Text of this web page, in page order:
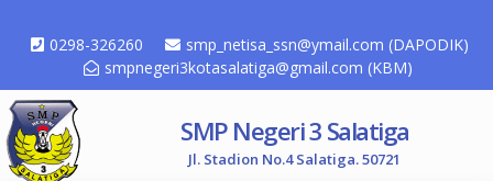
0298-326260
smp_netisa_ssn@ymail.com (DAPODIK)
smpnegeri3kotasalatiga@gmail.com (KBM)
SMP Negeri 3 Salatiga
Jl. Stadion No.4 Salatiga. 50721